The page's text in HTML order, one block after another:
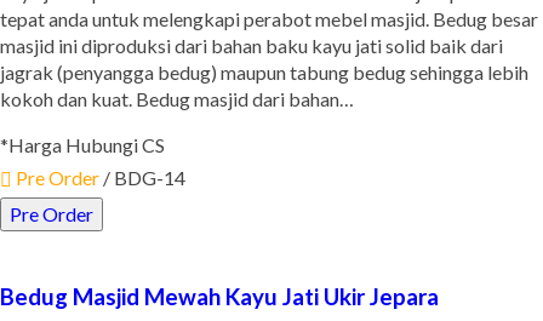
tepat anda untuk melengkapi perabot mebel masjid. Bedug besar
masjid ini diproduksi dari bahan baku kayu jati solid baik dari
jagrak (penyangga bedug) maupun tabung bedug sehingga lebih
kokoh dan kuat. Bedug masjid dari bahan…
*Harga Hubungi CS
Pre Order / BDG-14
Pre Order
Bedug Masjid Mewah Kayu Jati Ukir Jepara